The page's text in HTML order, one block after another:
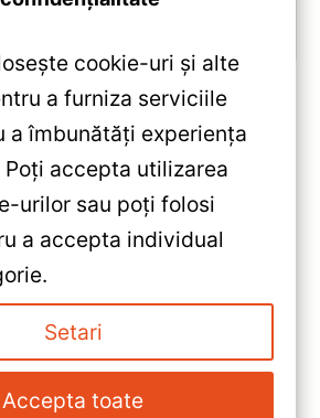
Auto MOSS M2
Compass 2016-
10, 4+64GB,
IPS, Octa-Core,
4G și Bluetooth
Auto MOSS M2 Jeep
2015 – 4+64GB,
10″ IPS Octa-core,
Bluetooth 5.1 și DSP
cookie-uri și alte
a furniza serviciile
a îmbunătăți experiența
accepta utilizarea
urilor sau poți folosi
a accepta individual
Setari
Accepta toate